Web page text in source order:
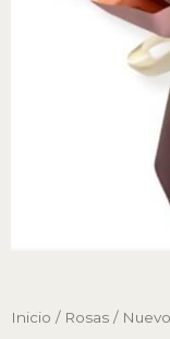
Inicio / Rosas /